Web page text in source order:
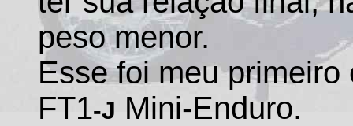
peso menor.
Esse foi meu
FT1-J Mini-Enduro.